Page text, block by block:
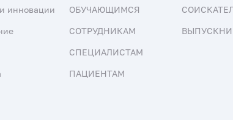
инновации ОБУЧАЮЩИМСЯ
СОТРУДНИКАМ
СПЕЦИАЛИСТАМ
ПАЦИЕНТАМ